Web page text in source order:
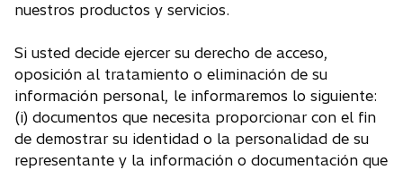
nuestros productos y servicios.
Si usted decide ejercer su derecho de acceso,
oposición al tratamiento o eliminación de su
información personal, le informaremos lo siguiente:
(i) documentos que necesita proporcionar con el fin
de demostrar su identidad o la personalidad de su
representante y la información o documentación que